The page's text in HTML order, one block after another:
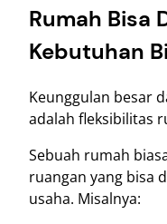
Rumah Bisa
Kebutuhan
Keunggulan besar
adalah fleksibilitas
Sebuah rumah
ruangan yang bisa
usaha. Misalnya: